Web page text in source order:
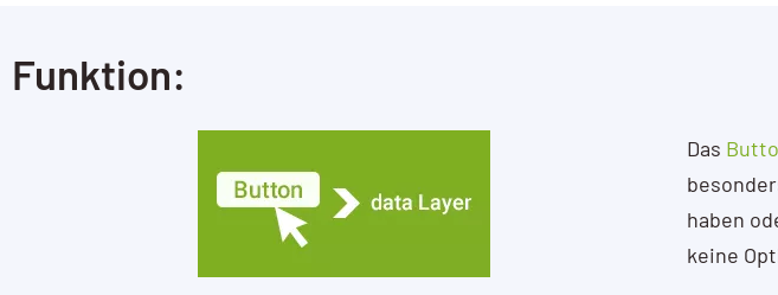
KI Prompting
Google NotebookLM
Search vs Chatbot
Funktion:
Das
haben
keine